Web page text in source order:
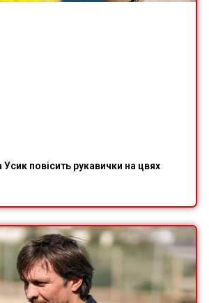
повісить рукавички на цвях